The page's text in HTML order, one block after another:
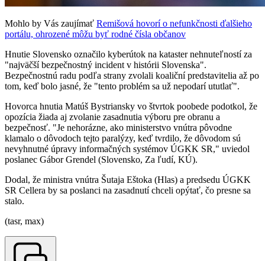
Mohlo by Vás zaujímať Remišová hovorí o nefunkčnosti ďalšieho
portálu, ohrozené môžu byť rodné čísla občanov
Hnutie Slovensko označilo kyberútok na kataster nehnuteľností za
"najväčší bezpečnostný incident v histórii Slovenska".
Bezpečnostnú radu podľa strany zvolali koaliční predstavitelia až po
tom, keď bolo jasné, že "tento problém sa už nepodarí ututlať".
Hovorca hnutia Matúš Bystriansky vo štvrtok poobede podotkol, že
opozícia žiada aj zvolanie zasadnutia výboru pre obranu a
bezpečnosť. "Je nehorázne, ako ministerstvo vnútra pôvodne
klamalo o dôvodoch tejto paralýzy, keď tvrdilo, že dôvodom sú
nevyhnutné úpravy informačných systémov ÚGKK SR," uviedol
poslanec Gábor Grendel (Slovensko, Za ľudí, KÚ).
Dodal, že ministra vnútra Šutaja Eštoka (Hlas) a predsedu ÚGKK
SR Cellera by sa poslanci na zasadnutí chceli opýtať, čo presne sa
stalo.
(tasr, max)